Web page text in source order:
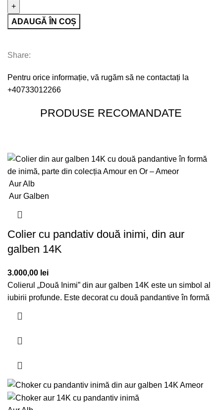
ADAUGĂ ÎN COȘ
Share:
Pentru orice informație, vă rugăm să ne contactați la
+40733012266
PRODUSE RECOMANDATE
Aur Alb
Aur Galben
Colier cu pandativ două inimi, din aur
galben 14K
3.000,00 lei
Colierul „Două Inimi” din aur galben 14K este un simbol al
iubirii profunde. Este decorat cu două pandantive în formă